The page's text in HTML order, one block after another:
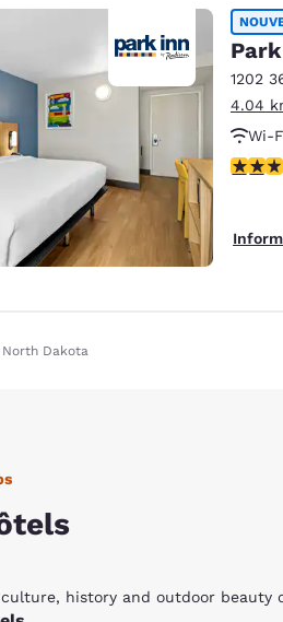
1202
4.04
Wi-
2.2
North Dakota
history and outdoor